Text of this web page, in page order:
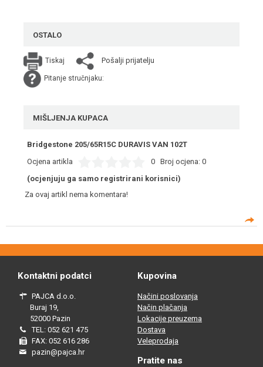
OSTALO
Tiskaj Pošalji prijatelju
Pitanje stručnjaku:
MIŠLJENJA KUPACA
Bridgestone 205/65R15C DURAVIS VAN 102T
Ocjena artikla
0 Broj ocjena: 0
(ocjenjuju ga samo registrirani korisnici)
Za ovaj artikl nema komentara!
Kontaktni podatci
PAJCA d.o.o.
Buraj 19,
52000 Pazin
TEL: 052 621 475
FAX: 052 616 286
pazin@pajca.hr
Kupovina
Načini poslovanja
Način plačanja
Lokacije preuzema
Dostava
Veleprodaja
Pratite nas